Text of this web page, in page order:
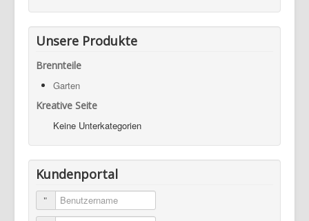
Captcha:*
Captcha: *
E-Mail senden
Unsere Produkte
Brennteile
Garten
Kreative Seite
Keine Unterkategorien
Kundenportal
Benutzername